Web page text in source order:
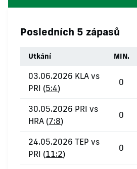
Posledních 5 zápasů
Utkání MIN.
03.06.2026 KLA vs
PRI (5:4)
0
30.05.2026 PRI vs
HRA (7:8)
0
24.05.2026 TEP vs
PRI (11:2)
0